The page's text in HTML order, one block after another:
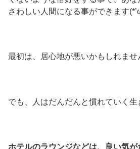
さわしい人間になる事ができます
最初は、居心地が悪いかもしれませ
でも、人はだんだんと慣れていく生
ホテルのラウンジなどは、良い気